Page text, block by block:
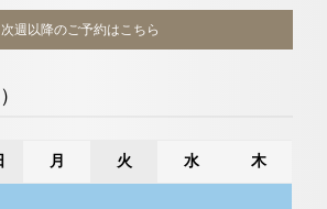
次週以降のご予約はこちら
月 火 水 木